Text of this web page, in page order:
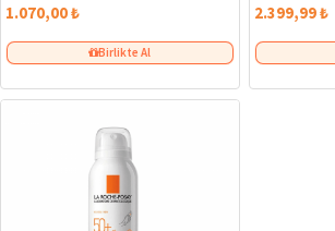
1.070,00 ₺
Birlikte Al
2.399,99 ₺